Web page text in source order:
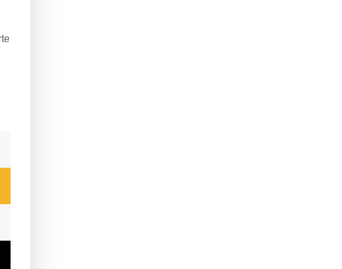
erteilt werden kann. Die erste Service-Gruppe